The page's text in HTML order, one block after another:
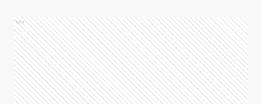
Ads